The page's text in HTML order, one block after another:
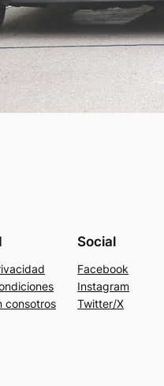
consotros
Social
Facebook
Instagram
Twitter/X